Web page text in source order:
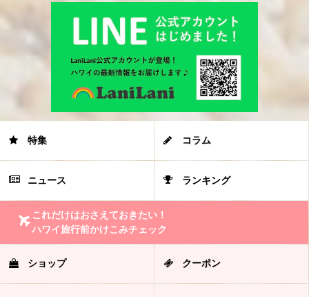
特集 コラム
ニュース ランキング
これだけはおさえておきたい！
ハワイ旅行前かけこみチェック
ショップ クーポン